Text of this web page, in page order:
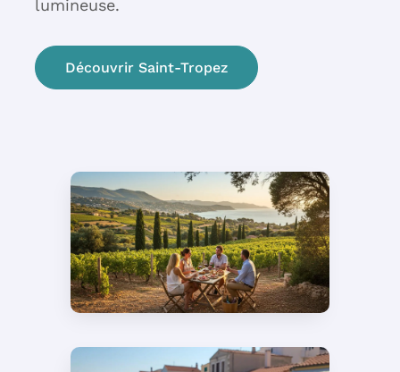
lumineuse.
Découvrir Saint-Tropez
Château Minuty à Gassin